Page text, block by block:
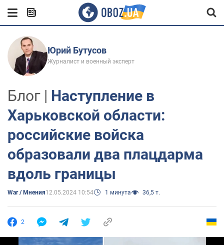
Юрий Бутусов
Журналист и военный эксперт
Блог | Наступление в
Харьковской области:
российские войска
образовали два плацдарма
вдоль границы
War / Мнения12.05.2024 10:54 1 минута 36,5 т.
2